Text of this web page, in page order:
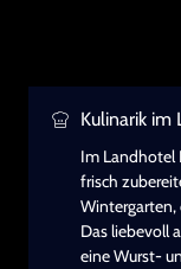
Kulinarik im
Im Landhotel
frisch
Wintergarten,
Das liebevoll
eine Wurst-